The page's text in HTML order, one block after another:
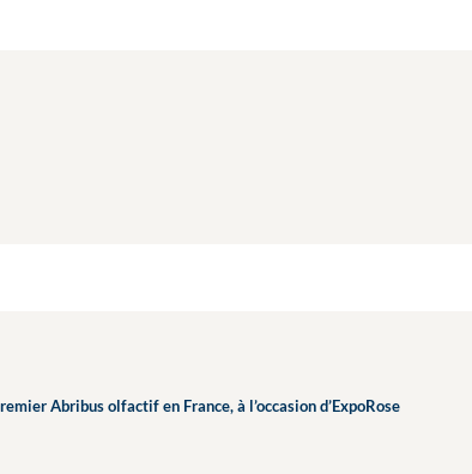
Abribus olfactif en France, à l’occasion d’ExpoRose